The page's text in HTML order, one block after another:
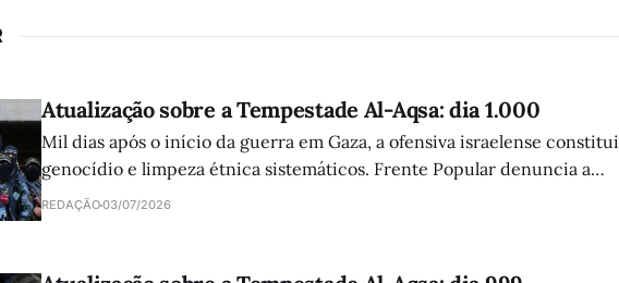
Atualização sobre a Tempestade Al-Aqsa: dia 1.000
Mil dias após o início da guerra em Gaza, a ofensiva israelense constitui
genocídio e limpeza étnica sistemáticos. Frente Popular denuncia a
atuação da comunidade internacional e clama por ajuda humanitária.
REDAÇÃO03/07/2026